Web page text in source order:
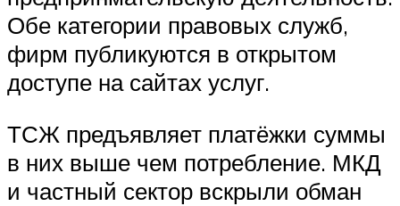
Обе категории правовых служб,
фирм публикуются в открытом
доступе на сайтах услуг.
ТСЖ предъявляет платёжки суммы
в них выше чем потребление. МКД
и частный сектор вскрыли обман